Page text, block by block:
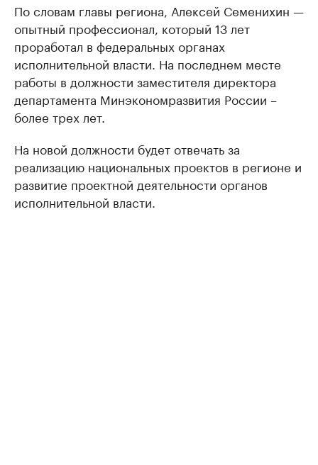
По словам главы региона, Алексей Семенихин —
опытный профессионал, который 13 лет
проработал в федеральных органах
исполнительной власти. На последнем месте
работы в должности заместителя директора
департамента Минэкономразвития России –
более трех лет.
На новой должности будет отвечать за
реализацию национальных проектов в регионе и
развитие проектной деятельности органов
исполнительной власти.